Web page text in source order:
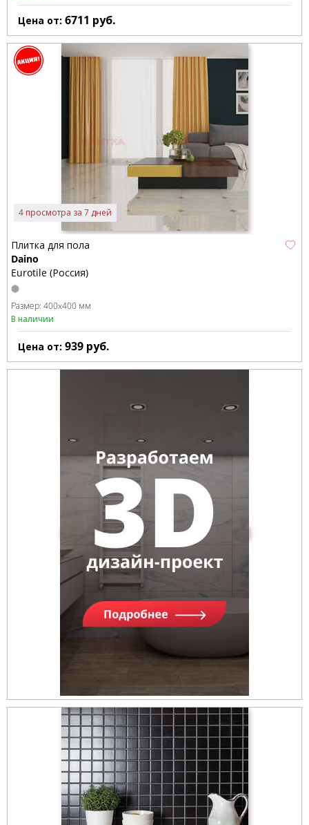
Цена от: 6711 руб.
4 просмотра за 7 дней
Плитка для пола
Daino
Eurotile (Россия)
Размер: 400x400 мм
В наличии
Цена от: 939 руб.